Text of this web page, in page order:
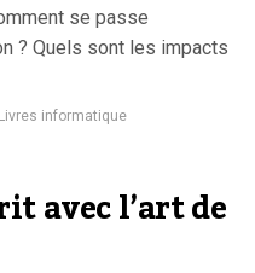
se passe
? Quels sont les impacts
Livres informatique
avec l’art de